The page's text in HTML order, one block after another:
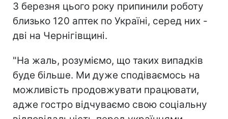
З березня цього року припинили роботу
близько 120 аптек по Україні, серед них -
дві на Чернігівщині.
"На жаль, розуміємо, що таких випадків
буде більше. Ми дуже сподіваємось на
можливість продовжувати працювати,
адже гостро відчуваємо свою соціальну